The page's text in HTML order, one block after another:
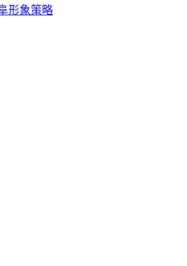
形象策略